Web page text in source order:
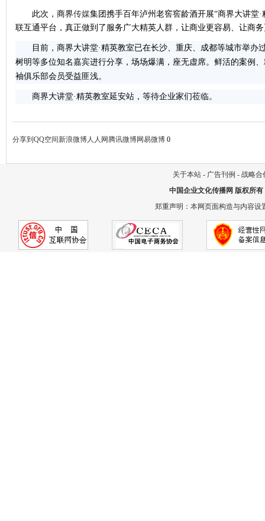
此次，商界传媒集团携手百年泸州老窖窖龄酒开展“商界大讲堂
联互通平台，真正做到了服务广大精英人群，让商业更容易、让商
目前，商界大讲堂·精英教室已在长沙、重庆、成都等城市举办
树明等多位知名嘉宾进行分享，场场爆满，座无虚席。鲜活的案例
袖俱乐部会员受益匪浅。
商界大讲堂·精英教室延安站，等待企业家们莅临。
分享到 QQ空间新浪微博人人网 腾讯微博网易微博 0
关于本站 - 广告刊例 - 战略合
中国企业文化传播网 版权所有
郑重声明：本网页面构造与内容